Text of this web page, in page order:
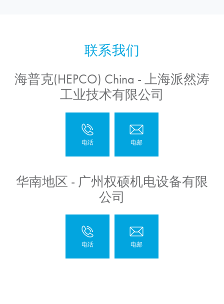
海普克(HEPCO) China - 上海派然涛
工业技术有限公司
华南地区 - 广州权硕机电设备有限
公司